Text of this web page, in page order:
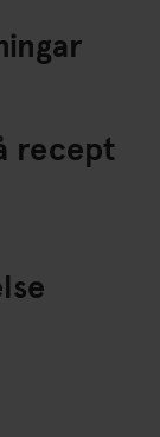
recept